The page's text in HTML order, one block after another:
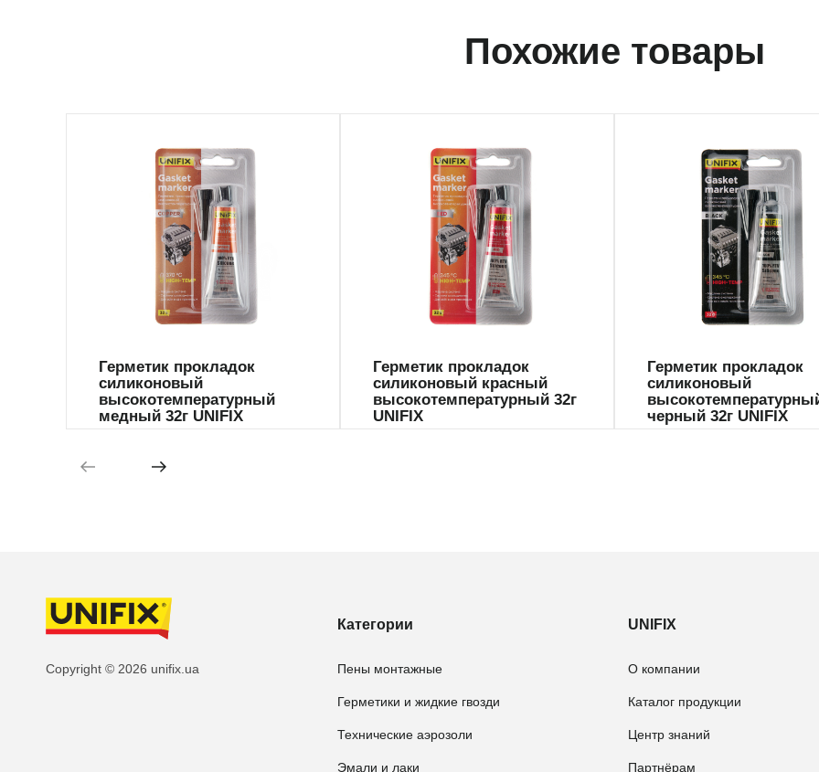
Похожие товары
Герметик прокладок
силиконовый
высокотемпературный
медный 32г UNIFIX
Герметик прокладок
силиконовый красный
высокотемпературный 32г
UNIFIX
Герметик прокладок
силиконовый
черный 32г UNIFIX
940038
Copyright © 2026 unifix.ua
Категории
Пены монтажные
Герметики и жидкие гвозди
Технические аэрозоли
Эмали и лаки
UNIFIX
О компании
Каталог продукции
Центр знаний
Партнёрам